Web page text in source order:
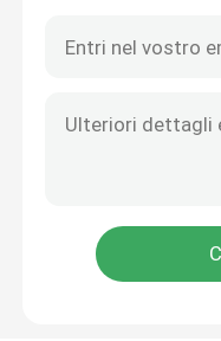
Azione di alluminio
Colore bobina di
Strato di